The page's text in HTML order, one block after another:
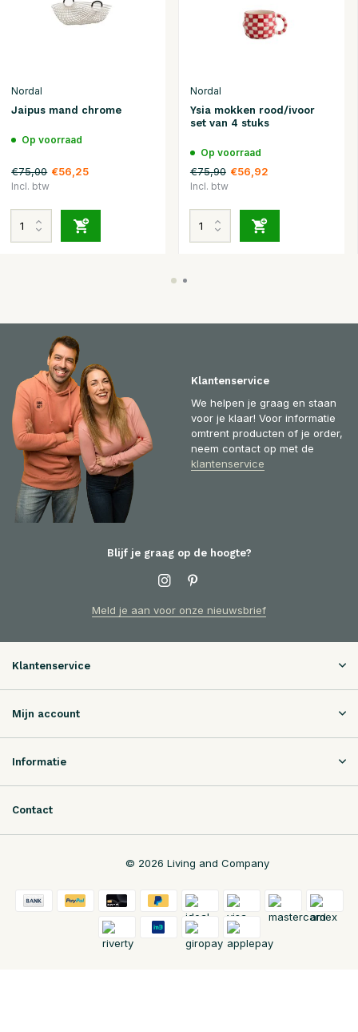
Nordal
Jaipus mand chrome
Op voorraad
€75,00 €56,25
Incl. btw
Nordal
Ysia mokken rood/ivoor
set van 4 stuks
Op voorraad
€75,90 €56,92
Incl. btw
Klantenservice
We helpen je graag en staan
voor je klaar! Voor informatie
omtrent producten of je order,
neem contact op met de
klantenservice
Blijf je graag op de hoogte?
Meld je aan voor onze nieuwsbrief
Klantenservice
Mijn account
Informatie
Contact
© 2026 Living and Company